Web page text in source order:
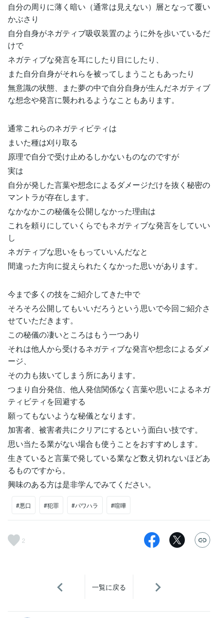
自分の周りに薄く暗い（通常は見えない）層となって覆い
かぶさり
自分自身がネガティブ吸収装置のように外を歩いているだ
けで
ネガティブな発言を耳にしたり目にしたり、
また自分自身がそれらを被ってしまうこともあったり
無意識の状態、また夢の中で自分自身が生んだネガティブ
な想念や発言に襲われるようなこともあります。
通常これらのネガティビティは
まいた種は刈り取る
原理で自分で受け止めるしかないものなのですが
実は
自分が発した言葉や想念によるダメージだけを抜く秘密の
マントラが存在します。
なかなかこの秘儀を公開しなかった理由は
これを頼りにしていくらでもネガティブな発言をしていい
し
ネガティブな思いをもっていいんだなと
間違った方向に捉えられたくなかった思いがあります。
今まで多くの技をご紹介してきた中で
そろそろ公開してもいいだろうという思いで今回ご紹介さ
せていただきます。
この秘儀の凄いところはもう一つあり
それは他人から受けるネガティブな発言や想念によるダメ
ージ、
その力も抜いてしまう所にあります。
つまり自分発信、他人発信関係なく言葉や思いによるネガ
ティビティを回避する
願ってもないような秘儀となります。
加害者、被害者共にクリアにするという面白い技です。
思い当たる業がない場合も使うことをおすすめします。
生きていると言葉で発している業など数え切れないほどあ
るものですから。
興味のある方は是非学んでみてください。
#悪口 #犯罪 #パワハラ #喧嘩
2
一覧に戻る